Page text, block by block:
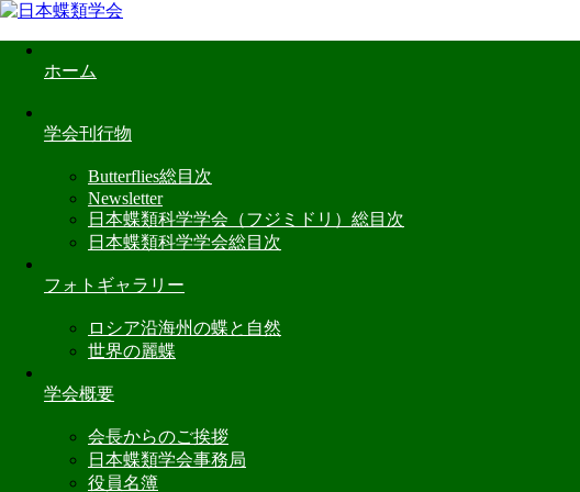
ホーム
学会刊行物
Butterflies総目次
Newsletter
日本蝶類科学学会（フジミドリ）総目次
日本蝶類科学学会総目次
フォトギャラリー
ロシア沿海州の蝶と自然
世界の麗蝶
学会概要
会長からのご挨拶
日本蝶類学会事務局
役員名簿